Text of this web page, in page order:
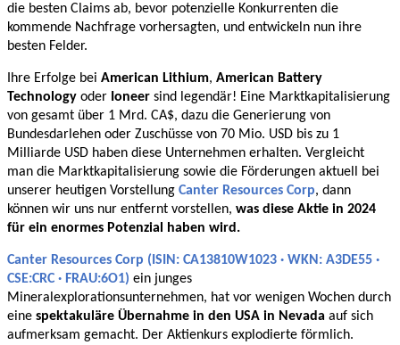
die besten Claims ab, bevor potenzielle Konkurrenten die
kommende Nachfrage vorhersagten, und entwickeln nun ihre
besten Felder.
Ihre Erfolge bei American Lithium, American Battery
Technology oder Ioneer sind legendär! Eine Marktkapitalisierung
von gesamt über 1 Mrd. CA$, dazu die Generierung von
Bundesdarlehen oder Zuschüsse von 70 Mio. USD bis zu 1
Milliarde USD haben diese Unternehmen erhalten. Vergleicht
man die Marktkapitalisierung sowie die Förderungen aktuell bei
unserer heutigen Vorstellung Canter Resources Corp, dann
können wir uns nur entfernt vorstellen, was diese Aktie in 2024
für ein enormes Potenzial haben wird.
Canter Resources Corp (ISIN: CA13810W1023 · WKN: A3DE55 ·
CSE:CRC · FRAU:6O1) ein junges
Mineralexplorationsunternehmen, hat vor wenigen Wochen durch
eine spektakuläre Übernahme in den USA in Nevada auf sich
aufmerksam gemacht. Der Aktienkurs explodierte förmlich.